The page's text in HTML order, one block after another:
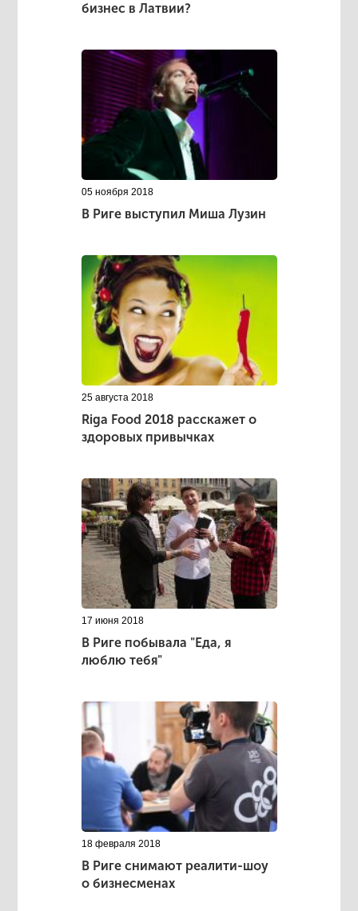
бизнес в Латвии?
05 ноября 2018
В Риге выступил Миша Лузин
25 августа 2018
Riga Food 2018 расскажет о
здоровых привычках
17 июня 2018
В Риге побывала "Еда, я
люблю тебя"
18 февраля 2018
В Риге снимают реалити-шоу
о бизнесменах